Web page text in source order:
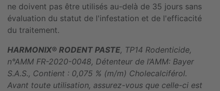
ne doivent pas être utilisés au-delà de 35 jours sans
évaluation du statut de l'infestation et de l'efficacité
du traitement.
HARMONIX® RODENT PASTE, TP14 Rodenticide,
n°AMM FR-2020-0048, Détenteur de l’AMM: Bayer
S.A.S., Contient : 0,075 % (m/m) Cholecalciférol.
Avant toute utilisation, assurez-vous que celle-ci est